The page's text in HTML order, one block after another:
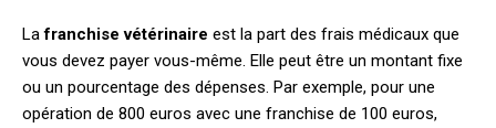
Lafranchise vétérinaire est la part des frais médicaux que
vous devez payer vous-même. Elle peut être un montant fixe
ou un pourcentage des dépenses. Par exemple, pour une
opération de 800 euros avec une franchise de 100 euros,